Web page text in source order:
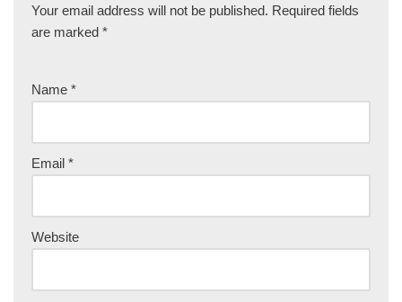
Your email address will not be published. Required fields
are marked *
Name *
Email *
Website